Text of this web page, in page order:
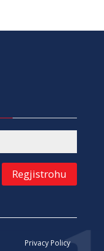
Regjistrohu
Privacy Policy